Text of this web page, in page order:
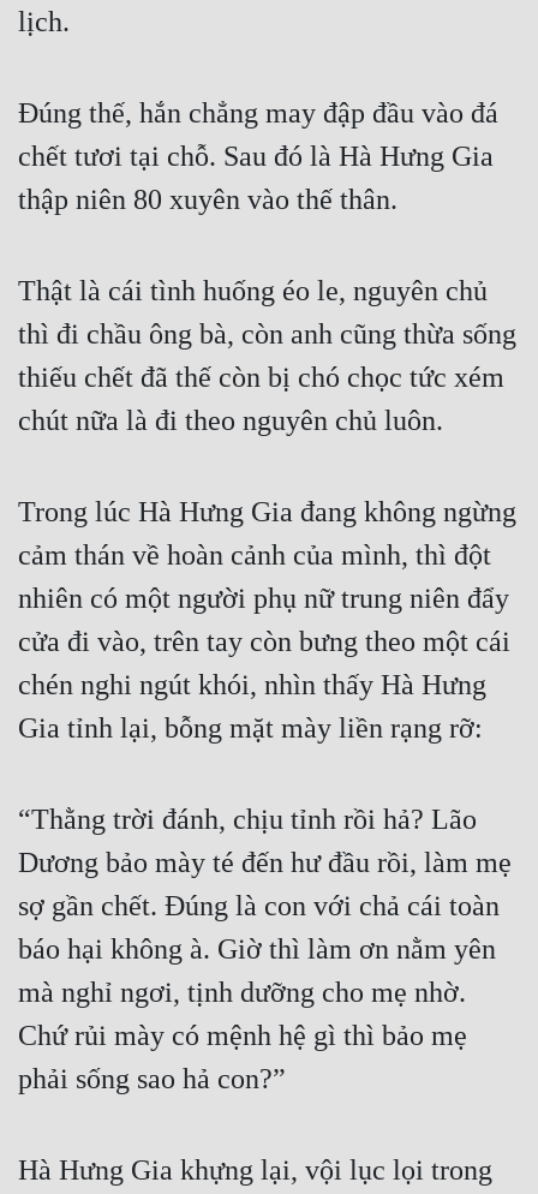
Linh Dị
Lịch Sử
Mưu Mô
Mạt Thế
Ngôn Tình
Phong Thủy - Tâm Linh
Phương Tây
Phản Phái
Quan Trường
Quân Sự
Sảng Văn
Thanh Xuân
Tiểu Thuyết
Trinh Thám
Triều Đấu
Trọng Sinh
lịch.
Đúng thế, hắn chẳng may đập đầu vào đá
chết tươi tại chỗ. Sau đó là Hà Hưng Gia
thập niên 80 xuyên vào thế thân.
Thật là cái tình huống éo le, nguyên chủ
thì đi chầu ông bà, còn anh cũng thừa sống
thiếu chết đã thế còn bị chó chọc tức xém
chút nữa là đi theo nguyên chủ luôn.
Trong lúc Hà Hưng Gia đang không ngừng
cảm thán về hoàn cảnh của mình, thì đột
nhiên có một người phụ nữ trung niên đẩy
cửa đi vào, trên tay còn bưng theo một cái
chén nghi ngút khói, nhìn thấy Hà Hưng
Gia tỉnh lại, bỗng mặt mày liền rạng rỡ:
“Thằng trời đánh, chịu tỉnh rồi hả? Lão
Dương bảo mày té đến hư đầu rồi, làm mẹ
sợ gần chết. Đúng là con với chả cái toàn
báo hại không à. Giờ thì làm ơn nằm yên
mà nghỉ ngơi, tịnh dưỡng cho mẹ nhờ.
Chứ rủi mày có mệnh hệ gì thì bảo mẹ
phải sống sao hả con?”
Hà Hưng Gia khựng lại, vội lục lọi trong